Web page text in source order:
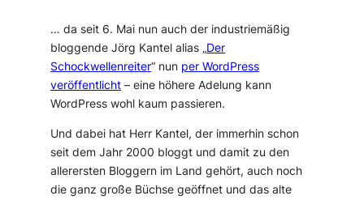
… da seit 6. Mai nun auch der industriemäßig
bloggende Jörg Kantel alias „Der
Schockwellenreiter“ nun per WordPress
veröffentlicht – eine höhere Adelung kann
WordPress wohl kaum passieren.
Und dabei hat Herr Kantel, der immerhin schon
seit dem Jahr 2000 bloggt und damit zu den
allerersten Bloggern im Land gehört, auch noch
die ganz große Büchse geöffnet und das alte